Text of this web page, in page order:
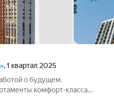
, 1 квартал 2025
о будущем.
комфорт-класса